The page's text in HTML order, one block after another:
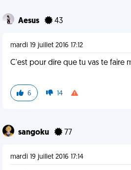
Aesus 43
mardi 19 juillet 2016 17:12
C'est pour dire que tu vas te faire
6 14
sangoku 77
mardi 19 juillet 2016 17:14